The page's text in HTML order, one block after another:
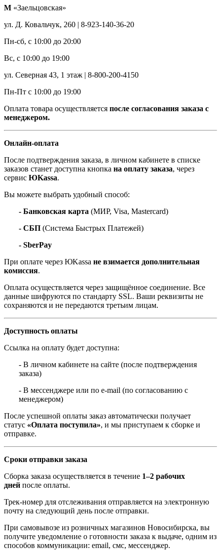
М «Заельцовская»
ул. Д. Ковальчук, 260 | 8-923-140-36-20
Пн-сб, с 10:00 до 20:00
Вс, с 10:00 до 19:00
ул. Северная 43, 1 этаж | 8-800-200-4150
Пн-Пт с 10:00 до 19:00
Оплата товара осуществляется после согласования заказа с
менеджером.
Онлайн-оплата
После подтверждения заказа, в личном кабинете в списке
заказов станет доступна кнопка на оплату заказа, через
сервис ЮKassa.
Вы можете выбрать удобный способ:
- Банковская карта (МИР, Visa, Mastercard)
- СБП (Система Быстрых Платежей)
- SberPay
При оплате через ЮKassa не взимается дополнительная
комиссия.
Оплата осуществляется через защищённое соединение. Все
данные шифруются по стандарту SSL. Ваши реквизиты не
сохраняются и не передаются третьим лицам.
Доступность оплаты
Ссылка на оплату будет доступна:
- В личном кабинете на сайте (после подтверждения
заказа)
- В мессенджере или по e-mail (по согласованию с
менеджером)
После успешной оплаты заказ автоматически получает
статус «Оплата поступила», и мы приступаем к сборке и
отправке.
Сроки отправки заказа
Сборка заказа осуществляется в течение 1–2 рабочих
дней после оплаты.
Трек-номер для отслеживания отправляется на электронную
почту на следующий день после отправки.
При самовывозе из розничных магазинов Новосибирска, вы
получите уведомление о готовности заказа к выдаче, одним из
способов коммуникации: email, смс, мессенджер.